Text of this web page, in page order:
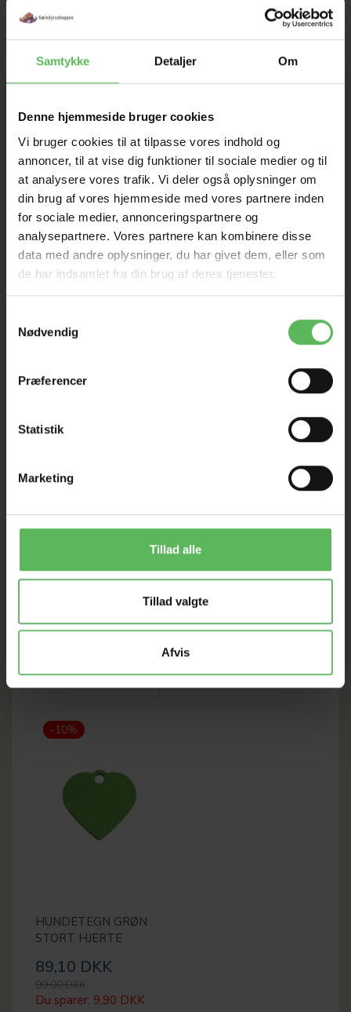
Samtykke Detaljer Om
Denne hjemmeside bruger cookies
Vi bruger cookies til at tilpasse vores indhold og
annoncer, til at vise dig funktioner til sociale medier og til
at analysere vores trafik. Vi deler også oplysninger om
din brug af vores hjemmeside med vores partnere inden
for sociale medier, annonceringspartnere og
analysepartnere. Vores partnere kan kombinere disse
data med andre oplysninger, du har givet dem, eller som
de har indsamlet fra din brug af deres tjenester.
Nødvendig
Præferencer
Statistik
Marketing
Tillad alle
Tillad valgte
Afvis
SIDE 2 Linie 3 - Hundetegn
LÆG I KURV
SOMMER
UDSALG
Tilbud GÆLDER IKKE
I FYSISK BUTIKKERE
ANDRE KØBTE OGSÅ
-10%
HUNDETEGN GRØN
STORT HJERTE
89,10 DKK
99,00 DKK
Du sparer: 9,90 DKK